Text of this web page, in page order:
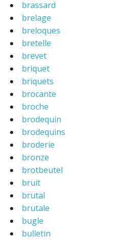
brassard
brelage
breloques
bretelle
brevet
briquet
briquets
brocante
broche
brodequin
brodequins
broderie
bronze
brotbeutel
bruit
brutal
brutale
bugle
bulletin